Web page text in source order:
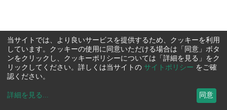
当サイトでは、より良いサービスを提供するため、クッキーを利用
しています。クッキーの使用に同意いただける場合は「同意」ボタ
ンをクリックし、クッキーポリシーについては「詳細を見る」をク
リックしてください。詳しくは当サイトの サイトポリシー をご確
認ください。
詳細を見る ... 同意